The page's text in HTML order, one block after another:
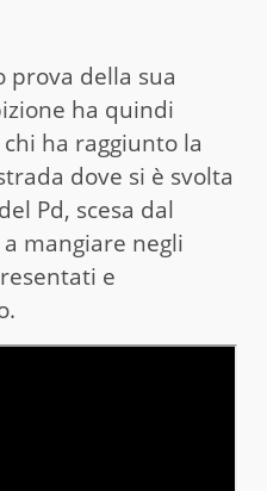
prova della sua
ha quindi
ha raggiunto la
dove si è svolta
Pd, scesa dal
mangiare negli
e